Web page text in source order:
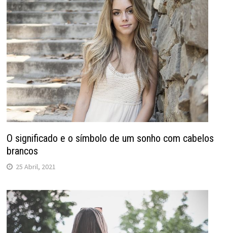
O significado e o símbolo de um sonho com cabelos
brancos
25 Abril, 2021